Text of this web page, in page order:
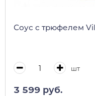
Соус с трюфелем
шт
3 599 руб.